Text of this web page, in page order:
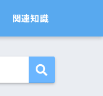
関連知識